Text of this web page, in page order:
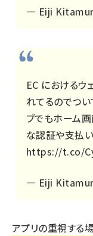
— Eiji
EC におけるウ
れてるのでつい
ブでもホーム
な認証や支払
https://t.co/
— Eiji
アプリの重視する